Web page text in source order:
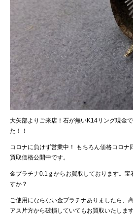
大矢部よりご来店！石が無いK14リング現金
た！！
コロナに負けず営業中！ もちろん価格コロナ
買取価格公開中です。
金プラチナ0.1ｇからお買取しております。
すか？
ご使用にならない金プラチナありましたら、
アス片方から破損していてもお買取いたします